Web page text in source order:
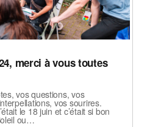
merci à vous toutes
vos questions, vos
vos sourires.
le 18 juin et c’était si bon
ou…